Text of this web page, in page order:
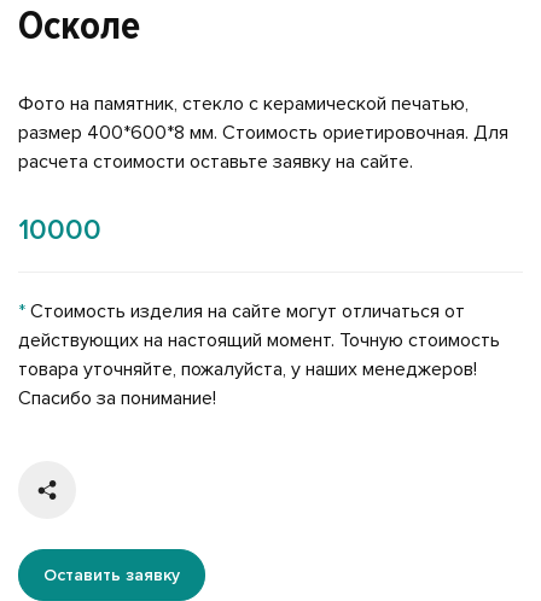
Осколе
Фото на памятник, стекло с керамической печатью,
размер 400*600*8 мм. Стоимость ориетировочная. Для
расчета стоимости оставьте заявку на сайте.
10000
* Стоимость изделия на сайте могут отличаться от
действующих на настоящий момент. Точную стоимость
товара уточняйте, пожалуйста, у наших менеджеров!
Спасибо за понимание!
Оставить заявку